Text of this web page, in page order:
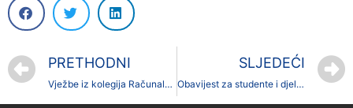
PRETHODNI
Vježbe iz kolegija Računalo u učenju i poučavanju
SLJEDEĆI
Obavijest za studente i djelatnike Fakulteta prirodoslovno-matematičkih i odgojnih znanosti